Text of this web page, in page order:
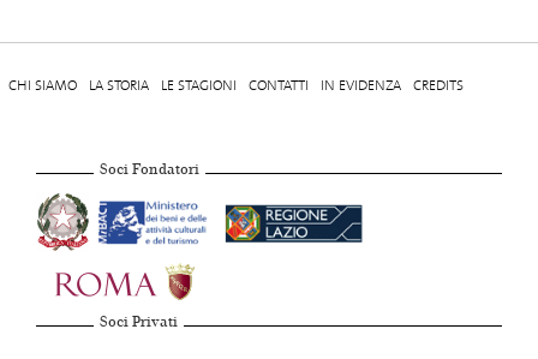
CHI SIAMO LA STORIA LE STAGIONI CONTATTI IN EVIDENZA CREDITS
Soci Fondatori
Soci Privati